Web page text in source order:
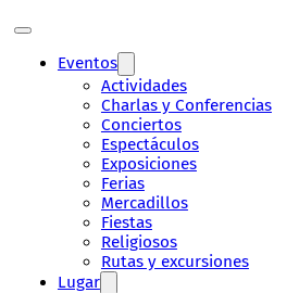
Eventos
Actividades
Charlas y Conferencias
Conciertos
Espectáculos
Exposiciones
Ferias
Mercadillos
Fiestas
Religiosos
Rutas y excursiones
Lugar